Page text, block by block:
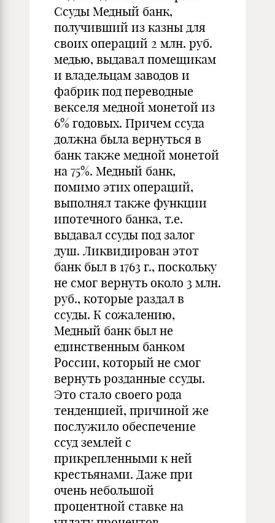
Ссуды Медный банк,
получивший из казны для
своих операций 2 млн. руб.
медью, выдавал помещикам
и владельцам заводов и
фабрик под переводные
векселя медной монетой из
6% годовых. Причем ссуда
должна была вернуться в
банк также медной монетой
на 75%. Медный банк,
помимо этих операций,
выполнял также функции
ипотечного банка, т.е.
выдавал ссуды под залог
душ. Ликвидирован этот
банк был в 1763 г., поскольку
не смог вернуть около 3 млн.
руб., которые раздал в
ссуды. К сожалению,
Медный банк был не
единственным банком
России, который не смог
вернуть розданные ссуды.
Это стало своего рода
тенденцией, причиной же
послужило обеспечение
ссуд землей с
прикрепленными к ней
крестьянами. Даже при
очень небольшой
процентной ставке на